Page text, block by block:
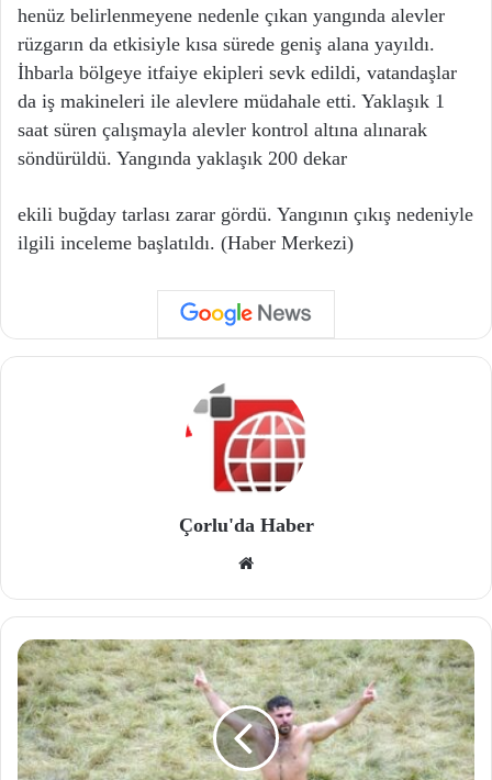
henüz belirlenmeyene nedenle çıkan yangında alevler
rüzgarın da etkisiyle kısa sürede geniş alana yayıldı.
İhbarla bölgeye itfaiye ekipleri sevk edildi, vatandaşlar
da iş makineleri ile alevlere müdahale etti. Yaklaşık 1
saat süren çalışmayla alevler kontrol altına alınarak
söndürüldü. Yangında yaklaşık 200 dekar
ekili buğday tarlası zarar gördü. Yangının çıkış nedeniyle
ilgili inceleme başlatıldı. (Haber Merkezi)
Çorlu'da Haber
site
si